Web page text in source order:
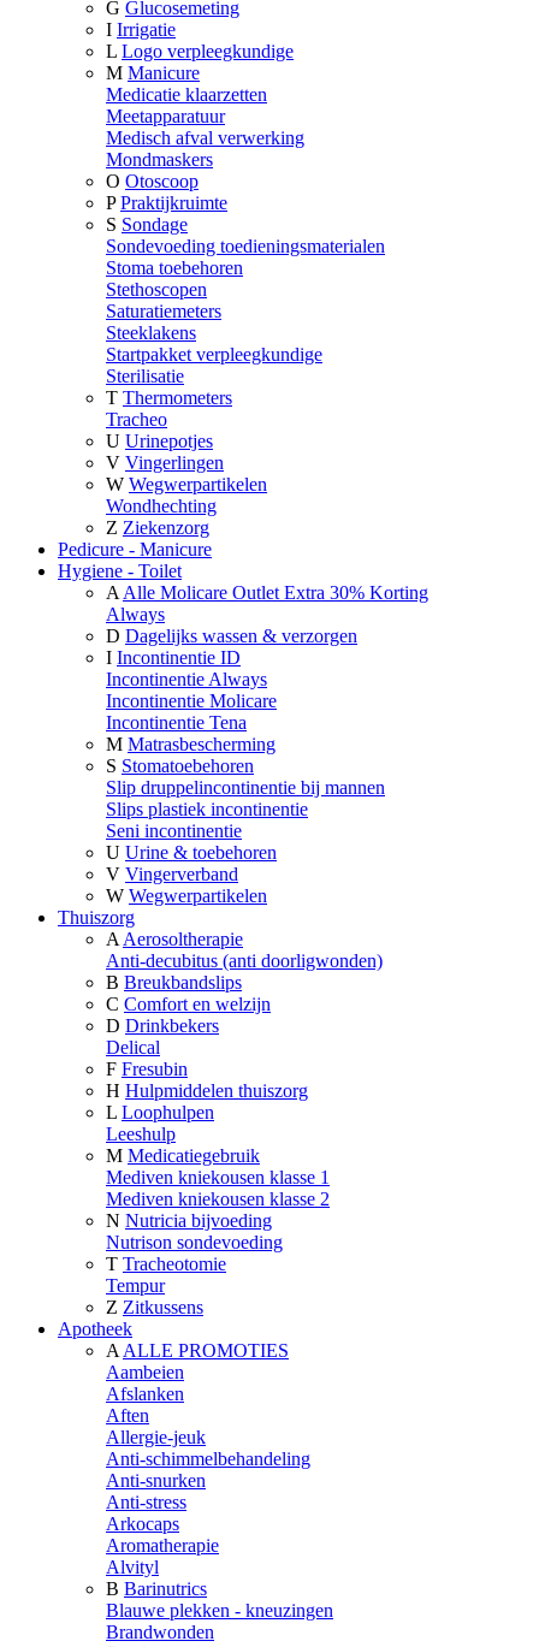
G Glucosemeting
I Irrigatie
L Logo verpleegkundige
M Manicure
Medicatie klaarzetten
Meetapparatuur
Medisch afval verwerking
Mondmaskers
O Otoscoop
P Praktijkruimte
S Sondage
Sondevoeding toedieningsmaterialen
Stoma toebehoren
Stethoscopen
Saturatiemeters
Steeklakens
Startpakket verpleegkundige
Sterilisatie
T Thermometers
Tracheo
U Urinepotjes
V Vingerlingen
W Wegwerpartikelen
Wondhechting
Z Ziekenzorg
Pedicure - Manicure
Hygiene - Toilet
A Alle Molicare Outlet Extra 30% Korting
Always
D Dagelijks wassen & verzorgen
I Incontinentie ID
Incontinentie Always
Incontinentie Molicare
Incontinentie Tena
M Matrasbescherming
S Stomatoebehoren
Slip druppelincontinentie bij mannen
Slips plastiek incontinentie
Seni incontinentie
U Urine & toebehoren
V Vingerverband
W Wegwerpartikelen
Thuiszorg
A Aerosoltherapie
Anti-decubitus (anti doorligwonden)
B Breukbandslips
C Comfort en welzijn
D Drinkbekers
Delical
F Fresubin
H Hulpmiddelen thuiszorg
L Loophulpen
Leeshulp
M Medicatiegebruik
Mediven kniekousen klasse 1
Mediven kniekousen klasse 2
N Nutricia bijvoeding
Nutrison sondevoeding
T Tracheotomie
Tempur
Z Zitkussens
Apotheek
A ALLE PROMOTIES
Aambeien
Afslanken
Aften
Allergie-jeuk
Anti-schimmelbehandeling
Anti-snurken
Anti-stress
Arkocaps
Aromatherapie
Alvityl
B Barinutrics
Blauwe plekken - kneuzingen
Brandwonden